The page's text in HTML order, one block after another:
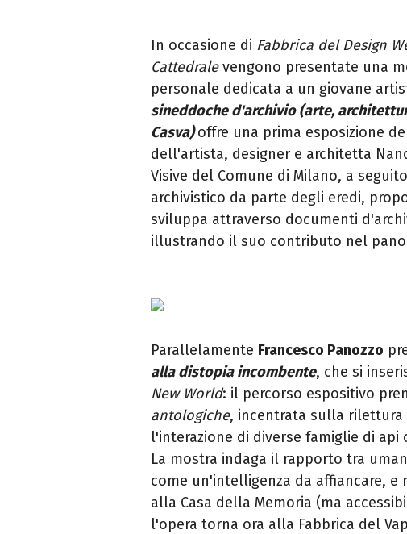
In occasione di Fabbrica del Design
Cattedralevengono presentate una
personale dedicata a un giovane
sineddoche d'archivio (arte,
Casva)offre una prima esposizione
dell'artista, designer e architetta
Visive del Comune di Milano, a
archivistico da parte degli eredi,
sviluppa attraverso documenti
illustrando il suo contributo nel
Parallelamente Francesco Panozzo
alla distopia incombente, che si
New World: il percorso espositivo
antologiche, incentrata sulla rilettura
l'interazione di diverse famiglie di api
La mostra indaga il rapporto tra
come un'intelligenza da affiancare, e
alla Casa della Memoria (ma
l'opera torna ora alla Fabbrica del